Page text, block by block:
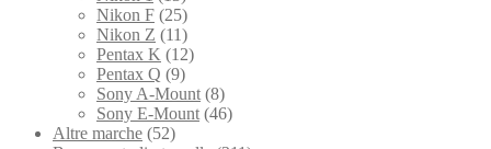
Nikon F (25)
Nikon Z (11)
Pentax K (12)
Pentax Q (9)
Sony A-Mount (8)
Sony E-Mount (46)
Altre marche (52)